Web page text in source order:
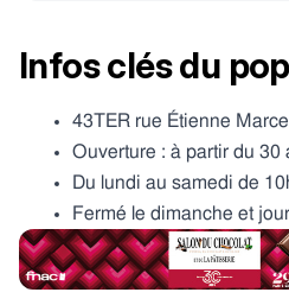
Infos clés du
43TER rue Étienne
Ouverture : à partir du 30
Du lundi au samedi de
Fermé le dimanche et